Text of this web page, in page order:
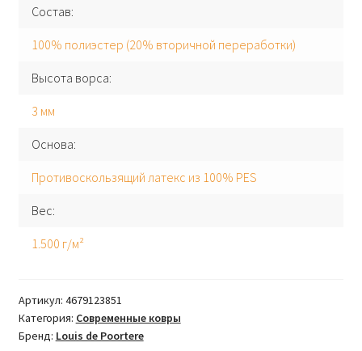
Состав
100% полиэстер (20% вторичной переработки)
Высота ворса
3 мм
Основа
Противоскользящий латекс из 100% PES
Вес
1.500 г/м²
Артикул: 4679123851
Категория: Современные ковры
Бренд: Louis de Poortere